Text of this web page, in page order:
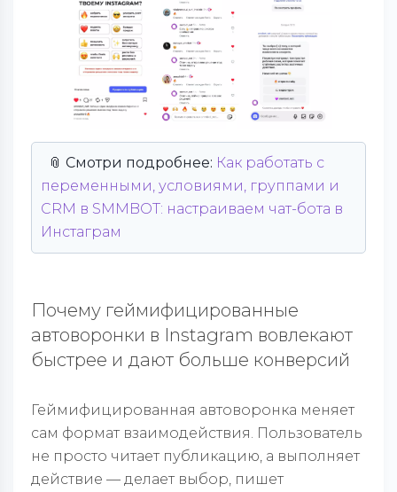
📎 Смотри подробнее: Как работать с
переменными, условиями, группами и
CRM в SMMBOT: настраиваем чат-бота в
Инстаграм
Почему геймифицированные
автоворонки в Instagram вовлекают
быстрее и дают больше конверсий
Геймифицированная автоворонка меняет
сам формат взаимодействия. Пользователь
не просто читает публикацию, а выполняет
действие — делает выбор, пишет